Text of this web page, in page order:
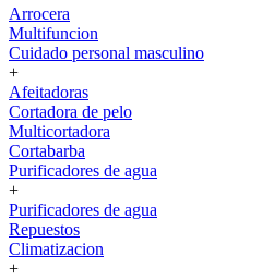
Arrocera
Multifuncion
Cuidado personal masculino
+
Afeitadoras
Cortadora de pelo
Multicortadora
Cortabarba
Purificadores de agua
+
Purificadores de agua
Repuestos
Climatizacion
+